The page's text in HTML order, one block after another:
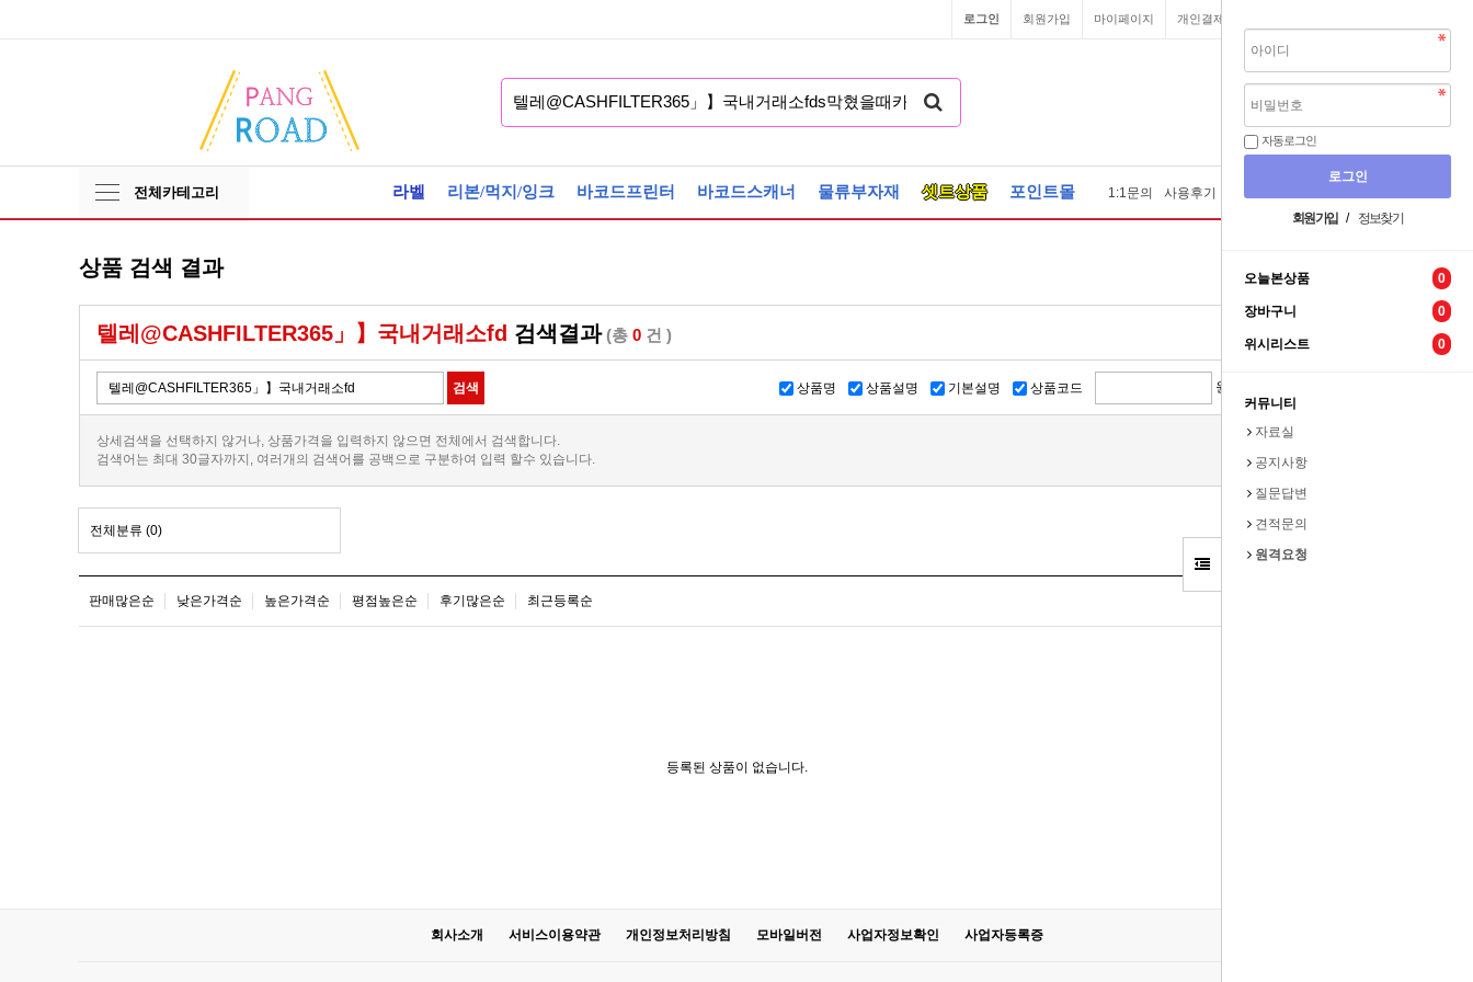
개인결제
마이페이지
회원가입
로그인
전체카테고리 라벨 리본/먹지/잉크 바코드프린터 바코드스캐너 물류부자재 셋트상품 포인트몰 1:1문의 사용후기 질문답변
자동로그인
회원가입 / 정보찾기
오늘본상품 0
장바구니 0
위시리스트 0
커뮤니티
자료실
공지사항
질문답변
견적문의
원격요청
상품 검색 결과
텔레@CASHFILTER365」】국내거래소fd 검색결과(총 0 건 )
상품명 상품설명 기본설명 상품코드 원 ~
상세검색을 선택하지 않거나, 상품가격을 입력하지 않으면 전체에서 검색합니다.
검색어는 최대 30글자까지, 여러개의 검색어를 공백으로 구분하여 입력 할수 있습니다.
전체분류 (0)
판매많은순 낮은가격순 높은가격순 평점높은순 후기많은순 최근등록순
등록된 상품이 없습니다.
회사소개 서비스이용약관 개인정보처리방침 모바일버전 사업자정보확인 사업자등록증